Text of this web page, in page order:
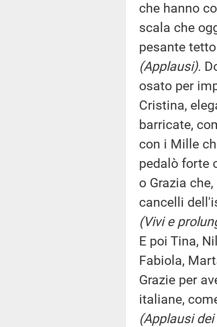
che hanno
scala che
pesante
(Applausi).
osato per
Cristina,
barricate,
con i Mille
pedalò forte
o Grazia
cancelli
(Vivi e
E poi Tina,
Fabiola,
Grazie per
italiane,
(Applausi